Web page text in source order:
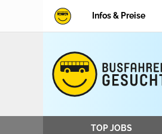
Infos & Preise
TOP JOBS